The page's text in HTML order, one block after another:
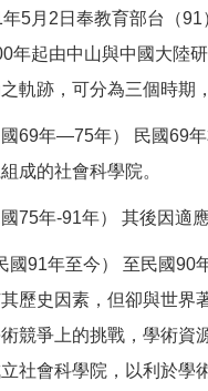
5月2日奉教育部台（
年起由中山與中國大陸
軌跡，可分為三個時期
69年—75年） 民國69
成的社會科學院。
75年-91年） 其後因適
國91年至今） 至民國90
歷史因素，但卻與世界
競爭上的挑戰，學術資
社會科學院，以利於學